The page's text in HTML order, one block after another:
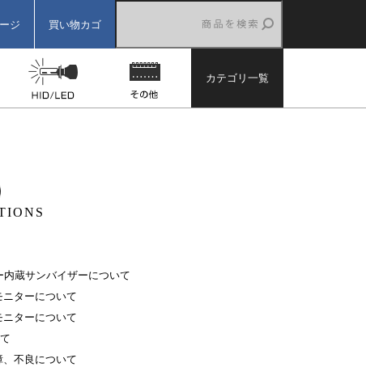
ジ 買い物カゴ
ーバックカメラ HID/LED その他
カテゴリ一覧
内蔵サンバイザーについて
ターについて
ターについて
不良について